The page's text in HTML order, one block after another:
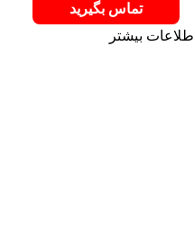
تماس بگیرید
اطلاعات بیشتر